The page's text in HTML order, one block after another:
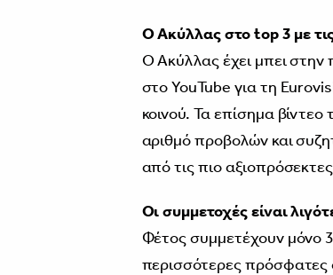
Ο Ακύλλας στο top 3 με
Ο Ακύλλας έχει μπει
στο YouTube για τη
κοινού. Τα επίσημα
αριθμό προβολών και
από τις πιο
Οι συμμετοχές είναι
Φέτος συμμετέχουν μόνο
περισσότερες πρόσφατες